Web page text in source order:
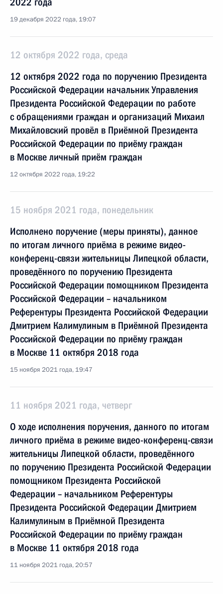
19 декабря 2022 года, 19:07
12 октября 2022 года, среда
12 октября 2022 года по поручению Президента
Российской Федерации начальник Управления
Президента Российской Федерации по работе
с обращениями граждан и организаций Михаил
Михайловский провёл в Приёмной Президента
Российской Федерации по приёму граждан
в Москве личный приём граждан
12 октября 2022 года, 19:22
15 ноября 2021 года, понедельник
Исполнено поручение (меры приняты), данное
по итогам личного приёма в режиме видео-
конференц-связи жительницы Липецкой области,
проведённого по поручению Президента
Российской Федерации помощником Президента
Российской Федерации – начальником
Референтуры Президента Российской Федерации
Дмитрием Калимулиным в Приёмной Президента
Российской Федерации по приёму граждан
в Москве 11 октября 2018 года
15 ноября 2021 года, 19:47
11 ноября 2021 года, четверг
О ходе исполнения поручения, данного по итогам
личного приёма в режиме видео-конференц-связи
жительницы Липецкой области, проведённого
по поручению Президента Российской Федерации
помощником Президента Российской
Федерации – начальником Референтуры
Президента Российской Федерации Дмитрием
Калимулиным в Приёмной Президента
Российской Федерации по приёму граждан
в Москве 11 октября 2018 года
11 ноября 2021 года, 20:57